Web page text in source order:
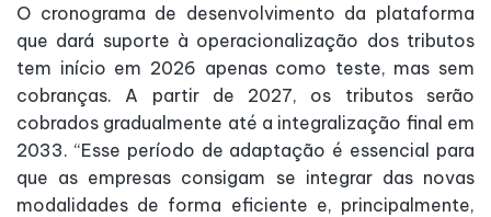
O cronograma de desenvolvimento da plataforma
que dará suporte à operacionalização dos tributos
tem início em 2026 apenas como teste, mas sem
cobranças. A partir de 2027, os tributos serão
cobrados gradualmente até a integralização final em
2033. “Esse período de adaptação é essencial para
que as empresas consigam se integrar das novas
modalidades de forma eficiente e, principalmente,